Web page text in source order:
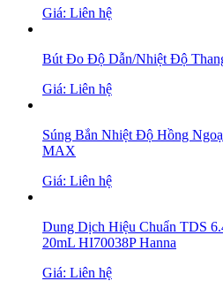
Giá: Liên hệ
Bút Đo Độ Dẫn/Nhiệt Độ
Giá: Liên hệ
Súng Bắn Nhiệt Độ Hồng
MAX
Giá: Liên hệ
Dung Dịch Hiệu Chuẩn TDS
20mL HI70038P Hanna
Giá: Liên hệ